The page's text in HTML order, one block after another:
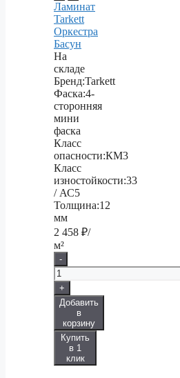
Ламинат
Tarkett
Оркестра
Басун
На
складе
Бренд:Tarkett
Фаска:4-
сторонняя
мини
фаска
Класс
опасности:КМ3
Класс
изностойкости:33
/ АС5
Толщина:12
мм
2 458 ₽/
м²
-
+
Добавить
в
корзину
Купить
в 1
клик